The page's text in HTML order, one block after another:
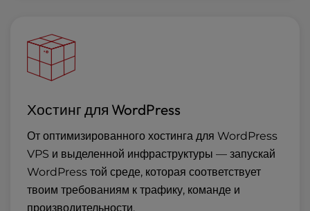
Хостинг для WordPress
От оптимизированного хостинга для WordPress
VPS и выделенной инфраструктуры — запускай
WordPress той среде, которая соответствует
твоим требованиям к трафику, команде и
производительности.